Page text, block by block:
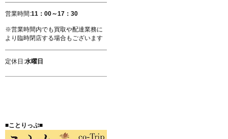
営業時間:11：00～17：30
※営業時間内でも買取や配達業務に
より臨時閉店する場合もございます
定休日:水曜日
■ことりっぷ■